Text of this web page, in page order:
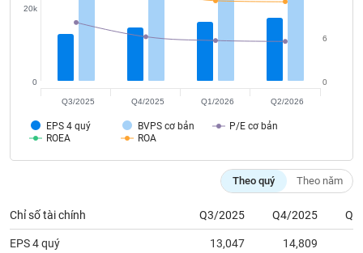
EPS 4 quý BVPS cơ bản
P/E cơ bản
ROEA
ROA
0
20k
0
6
Q3/2025 Q4/2025 Q1/2026 Q2/2026
Theo quý Theo năm
Chỉ số tài chính Q3/2025 Q4/2025
EPS 4 quý 13,047 14,809
liệu